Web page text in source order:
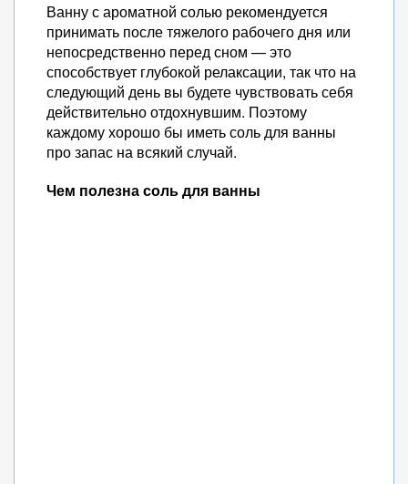
Ванну с ароматной солью рекомендуется
принимать после тяжелого рабочего дня или
непосредственно перед сном — это
способствует глубокой релаксации, так что на
следующий день вы будете чувствовать себя
действительно отдохнувшим. Поэтому
каждому хорошо бы иметь соль для ванны
про запас на всякий случай.
Чем полезна соль для ванны